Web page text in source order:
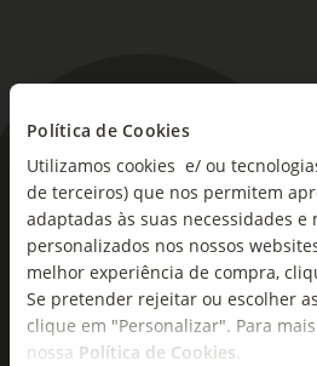
Política de Cookies
Utilizamos cookies e/ ou
de terceiros) que nos permitem
adaptadas às suas necessidades
personalizados nos nossos
melhor experiência de compra,
Se pretender rejeitar ou escolher
clique em "Personalizar". Para
nossa Política de Cookies.
As novidades mais
seu e-mail!
Subscreva e descubra
ofertas e novidades para si.
Insira o seu e-
mail